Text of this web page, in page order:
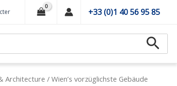
+33 (0)1 40 56 95 85
Architecture / Wien’s vorzüglichste Gebäude